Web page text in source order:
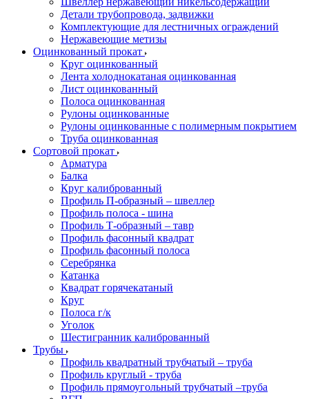
Детали трубопровода, задвижки
Комплектующие для лестничных ограждений
Нержавеющие метизы
Оцинкованный прокат
Круг оцинкованный
Лента холоднокатаная оцинкованная
Лист оцинкованный
Полоса оцинкованная
Рулоны оцинкованные
Рулоны оцинкованные с полимерным покрытием
Труба оцинкованная
Сортовой прокат
Арматура
Балка
Круг калиброванный
Профиль П-образный – швеллер
Профиль полоса - шина
Профиль Т-образный – тавр
Профиль фасонный квадрат
Профиль фасонный полоса
Серебрянка
Катанка
Квадрат горячекатаный
Круг
Полоса г/к
Уголок
Шестигранник калиброванный
Трубы
Профиль квадратный трубчатый – труба
Профиль круглый - труба
Профиль прямоугольный трубчатый –труба